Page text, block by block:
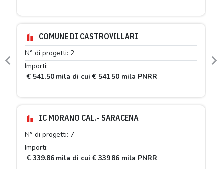
COMUNE DI CASTROVILLARI
N° di progetti: 2
Importi:
€ 541.50 mila di cui € 541.50 mila PNRR
IC MORANO CAL.- SARACENA
N° di progetti: 7
Importi:
€ 339.86 mila di cui € 339.86 mila PNRR
Previous